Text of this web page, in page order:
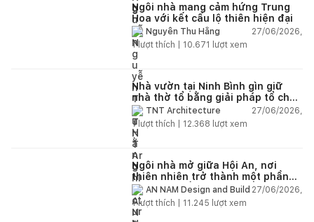
Ngôi nhà mang cảm hứng Trung
Hoa với kết cấu lộ thiên hiện đại
Nguyễn Thu Hằng
27/06/2026,
1lượt thích | 10.671 lượt xem
Nhà vườn tại Ninh Bình gìn giữ
nhà thờ tổ bằng giải pháp tổ chức
lại không gian
TNT Architecture
27/06/2026,
1lượt thích | 12.368 lượt xem
Ngôi nhà mở giữa Hội An, nơi
thiên nhiên trở thành một phần
của cuộc sống
AN NAM Design and Build 27/06/2026,
1lượt thích | 11.245 lượt xem